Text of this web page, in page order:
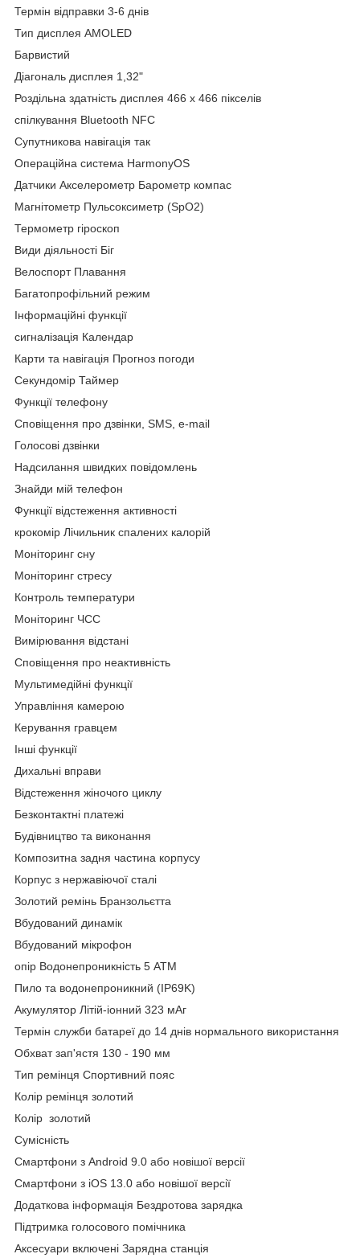
Термін відправки 3-6 днів
Тип дисплея AMOLED
Барвистий
Діагональ дисплея 1,32"
Роздільна здатність дисплея 466 x 466 пікселів
спілкування Bluetooth NFC
Супутникова навігація так
Операційна система HarmonyOS
Датчики Акселерометр Барометр компас
Магнітометр Пульсоксиметр (SpO2)
Термометр гіроскоп
Види діяльності Біг
Велоспорт Плавання
Багатопрофільний режим
Інформаційні функції
сигналізація Календар
Карти та навігація Прогноз погоди
Секундомір Таймер
Функції телефону
Сповіщення про дзвінки, SMS, e-mail
Голосові дзвінки
Надсилання швидких повідомлень
Знайди мій телефон
Функції відстеження активності
крокомір Лічильник спалених калорій
Моніторинг сну
Моніторинг стресу
Контроль температури
Моніторинг ЧСС
Вимірювання відстані
Сповіщення про неактивність
Мультимедійні функції
Управління камерою
Керування гравцем
Інші функції
Дихальні вправи
Відстеження жіночого циклу
Безконтактні платежі
Будівництво та виконання
Композитна задня частина корпусу
Корпус з нержавіючої сталі
Золотий ремінь Бранзольєтта
Вбудований динамік
Вбудований мікрофон
опір Водонепроникність 5 АТМ
Пило та водонепроникний (IP69K)
Акумулятор Літій-іонний 323 мАг
Термін служби батареї до 14 днів нормального використання
Обхват зап'ястя 130 - 190 мм
Тип ремінця Спортивний пояс
Колір ремінця золотий
Колір золотий
Сумісність
Смартфони з Android 9.0 або новішої версії
Смартфони з iOS 13.0 або новішої версії
Додаткова інформація Бездротова зарядка
Підтримка голосового помічника
Аксесуари включені Зарядна станція